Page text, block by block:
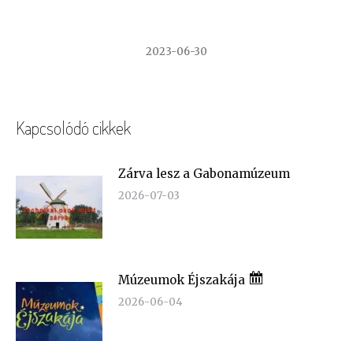
2023-06-30
Kapcsolódó cikkek
Zárva lesz a Gabonamúzeum
2026-07-03
Múzeumok Éjszakája
2026-06-04